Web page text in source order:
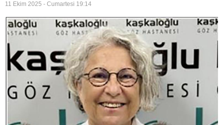
11 Ekim 2025 - Cumartesi 19:14